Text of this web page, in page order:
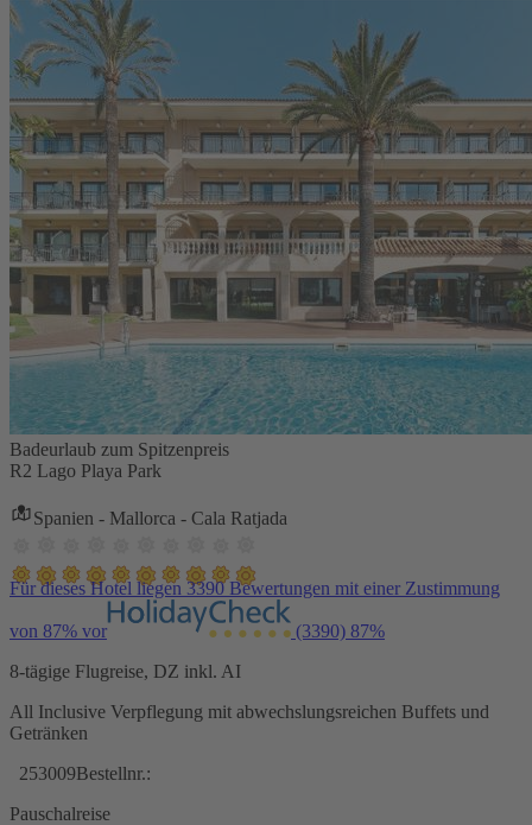
Badeurlaub zum Spitzenpreis
R2 Lago Playa Park
Spanien - Mallorca - Cala Ratjada
Für dieses Hotel liegen 3390 Bewertungen mit einer Zustimmung
von 87% vor (3390) 87%
8-tägige Flugreise, DZ inkl. AI
All Inclusive Verpflegung mit abwechslungsreichen Buffets und
Getränken
253009Bestellnr.:
Pauschalreise